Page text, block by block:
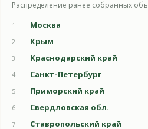
Распределение ранее собранных
1 Москва
2
Крым
3
Краснодарский край
4
Санкт-Петербург
5
Приморский край
6
Свердловская обл.
7
Ставропольский край